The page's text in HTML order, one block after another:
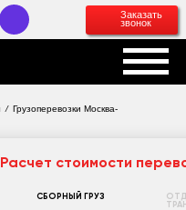
Заказать
звонок
/ Грузоперевозки Москва-
Расчет стоимости
CБОРНЫЙ ГРУЗ